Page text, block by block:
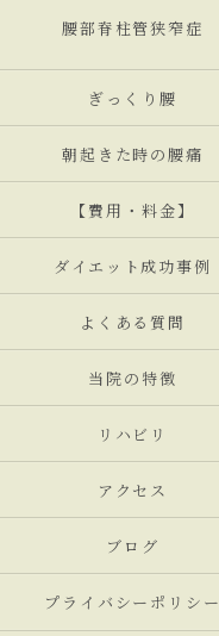
腰部脊柱管狭窄症
ぎっくり腰
朝起きた時の腰痛
【費用・料金】
ダイエット成功事例
よくある質問
当院の特徴
リハビリ
アクセス
ブログ
プライバシーポリシー